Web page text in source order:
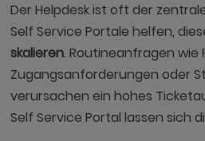
Der Helpdesk ist oft der
Self Service Portale helfen,
skalieren. Routineanfragen wie
Zugangsanforderungen oder
verursachen ein hohes
Self Service Portal lassen sich